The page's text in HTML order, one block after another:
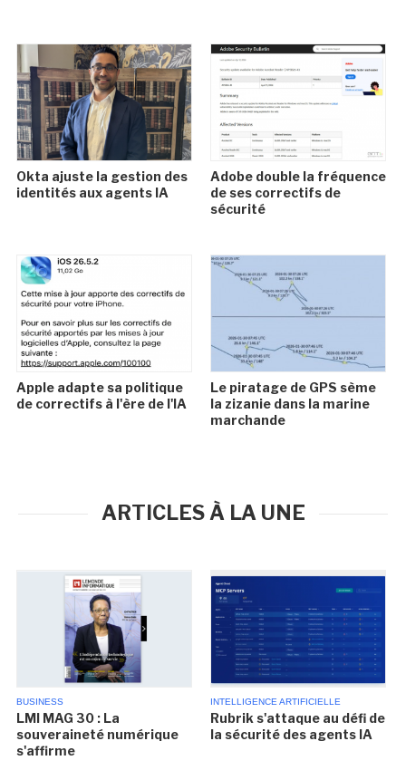
Okta ajuste la gestion des
identités aux agents IA
Adobe double la fréquence
de ses correctifs de
sécurité
Apple adapte sa politique
de correctifs à l'ère de l'IA
Le piratage de GPS sème
la zizanie dans la marine
marchande
ARTICLES À LA UNE
BUSINESS
LMI MAG 30 : La
souveraineté numérique
s'affirme
INTELLIGENCE ARTIFICIELLE
Rubrik s'attaque au défi de
la sécurité des agents IA